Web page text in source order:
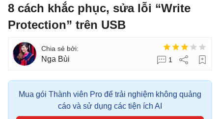
8 cách khắc phục, sửa lỗi “Write
Protection” trên USB
Nga Bùi 1
Mua gói Thành viên Pro để trải nghiệm không quảng
cáo và sử dụng các tiện ích AI